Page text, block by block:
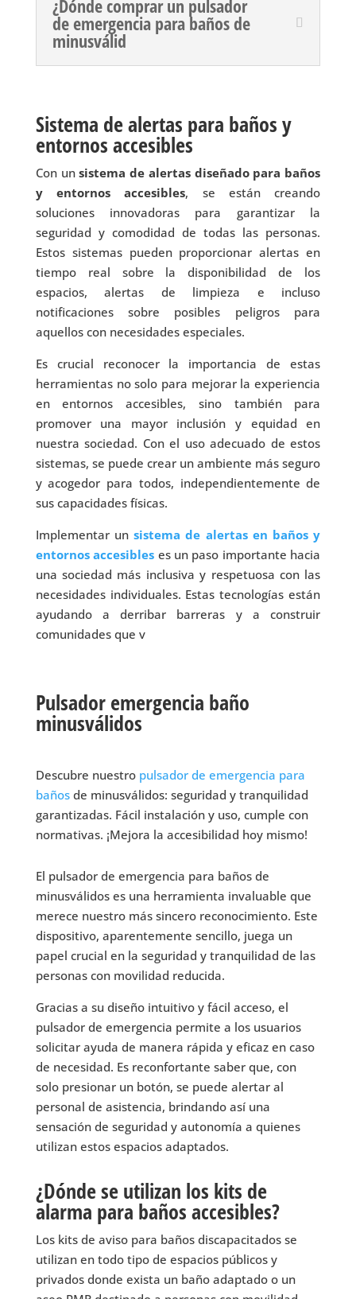
¿Dónde comprar un pulsador
de emergencia para baños de
minusválid
Sistema de alertas para baños y
entornos accesibles
Con unsistema de alertas diseñado para baños
y entornos accesibles, se están creando
soluciones innovadoras para garantizar la
seguridad y comodidad de todas las personas.
Estos sistemas pueden proporcionar alertas en
tiempo real sobre la disponibilidad de los
espacios, alertas de limpieza e incluso
notificaciones sobre posibles peligros para
aquellos con necesidades especiales.
Es crucial reconocer la importancia de estas
herramientas no solo para mejorar la experiencia
en entornos accesibles, sino también para
promover una mayor inclusión y equidad en
nuestra sociedad. Con el uso adecuado de estos
sistemas, se puede crear un ambiente más seguro
y acogedor para todos, independientemente de
sus capacidades físicas.
Implementar unsistema de alertas en baños y
entornos accesibles es un paso importante hacia
una sociedad más inclusiva y respetuosa con las
necesidades individuales. Estas tecnologías están
ayudando a derribar barreras y a construir
comunidades que v
Pulsador emergencia baño
minusválidos
Descubre nuestro pulsador de emergencia para
bañosde minusválidos: seguridad y tranquilidad
garantizadas. Fácil instalación y uso, cumple con
normativas. ¡Mejora la accesibilidad hoy mismo!
El pulsador de emergencia para baños de
minusválidos es una herramienta invaluable que
merece nuestro más sincero reconocimiento. Este
dispositivo, aparentemente sencillo, juega un
papel crucial en la seguridad y tranquilidad de las
personas con movilidad reducida.
Gracias a su diseño intuitivo y fácil acceso, el
pulsador de emergencia permite a los usuarios
solicitar ayuda de manera rápida y eficaz en caso
de necesidad. Es reconfortante saber que, con
solo presionar un botón, se puede alertar al
personal de asistencia, brindando así una
sensación de seguridad y autonomía a quienes
utilizan estos espacios adaptados.
¿Dónde se utilizan los kits de
alarma para baños accesibles?
Los kits de aviso para baños discapacitados se
utilizan en todo tipo de espacios públicos y
privados donde exista un baño adaptado o un